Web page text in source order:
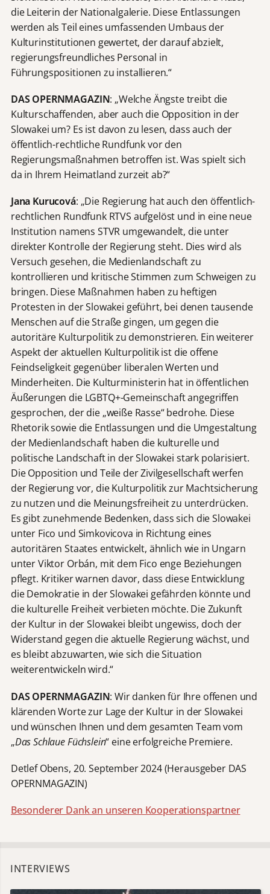
die Leiterin der Nationalgalerie. Diese Entlassungen
werden als Teil eines umfassenden Umbaus der
Kulturinstitutionen gewertet, der darauf abzielt,
regierungsfreundliches Personal in
Führungspositionen zu installieren.“
DAS OPERNMAGAZIN: „Welche Ängste treibt die
Kulturschaffenden, aber auch die Opposition in der
Slowakei um? Es ist davon zu lesen, dass auch der
öffentlich-rechtliche Rundfunk vor den
Regierungsmaßnahmen betroffen ist. Was spielt sich
da in Ihrem Heimatland zurzeit ab?“
Jana Kurucová: „Die Regierung hat auch den öffentlich-
rechtlichen Rundfunk RTVS aufgelöst und in eine neue
Institution namens STVR umgewandelt, die unter
direkter Kontrolle der Regierung steht. Dies wird als
Versuch gesehen, die Medienlandschaft zu
kontrollieren und kritische Stimmen zum Schweigen zu
bringen. Diese Maßnahmen haben zu heftigen
Protesten in der Slowakei geführt, bei denen tausende
Menschen auf die Straße gingen, um gegen die
autoritäre Kulturpolitik zu demonstrieren. Ein weiterer
Aspekt der aktuellen Kulturpolitik ist die offene
Feindseligkeit gegenüber liberalen Werten und
Minderheiten. Die Kulturministerin hat in öffentlichen
Äußerungen die LGBTQ+-Gemeinschaft angegriffen
gesprochen, der die „weiße Rasse“ bedrohe. Diese
Rhetorik sowie die Entlassungen und die Umgestaltung
der Medienlandschaft haben die kulturelle und
politische Landschaft in der Slowakei stark polarisiert.
Die Opposition und Teile der Zivilgesellschaft werfen
der Regierung vor, die Kulturpolitik zur Machtsicherung
zu nutzen und die Meinungsfreiheit zu unterdrücken.
Es gibt zunehmende Bedenken, dass sich die Slowakei
unter Fico und Simkovicova in Richtung eines
autoritären Staates entwickelt, ähnlich wie in Ungarn
unter Viktor Orbán, mit dem Fico enge Beziehungen
pflegt. Kritiker warnen davor, dass diese Entwicklung
die Demokratie in der Slowakei gefährden könnte und
die kulturelle Freiheit verbieten möchte. Die Zukunft
der Kultur in der Slowakei bleibt ungewiss, doch der
Widerstand gegen die aktuelle Regierung wächst, und
es bleibt abzuwarten, wie sich die Situation
weiterentwickeln wird.“
DAS OPERNMAGAZIN: Wir danken für Ihre offenen und
klärenden Worte zur Lage der Kultur in der Slowakei
und wünschen Ihnen und dem gesamten Team vom
„Das Schlaue Füchslein“ eine erfolgreiche Premiere.
Detlef Obens, 20. September 2024 (Herausgeber DAS
OPERNMAGAZIN)
Besonderer Dank an unseren Kooperationspartner
INTERVIEWS